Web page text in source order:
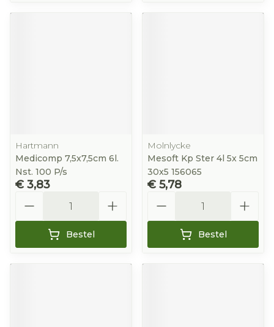
Hartmann
Medicomp 7,5x7,5cm 6l.
Nst. 100 P/s
€ 3,83
Bestel
Molnlycke
Mesoft Kp Ster 4l 5x 5cm
30x5 156065
€ 5,78
Bestel